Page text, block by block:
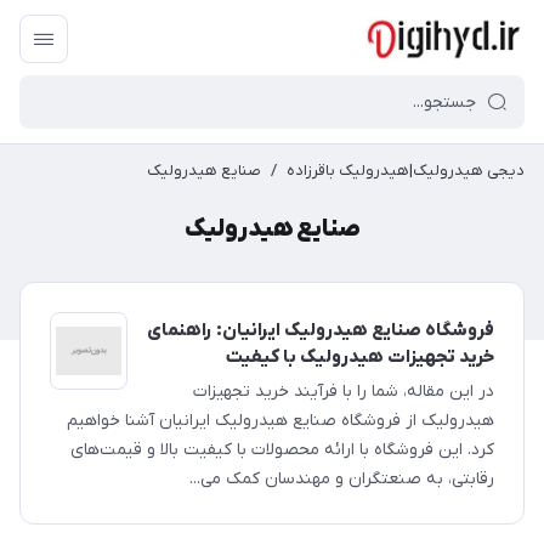
دیجی هیدرولیک|هیدرولیک باقرزاده / صنایع هیدرولیک
صنایع هیدرولیک
فروشگاه صنایع هیدرولیک ایرانیان: راهنمای
خرید تجهیزات هیدرولیک با کیفیت
در این مقاله، شما را با فرآیند خرید تجهیزات
هیدرولیک از فروشگاه صنایع هیدرولیک ایرانیان آشنا خواهیم
کرد. این فروشگاه با ارائه محصولات با کیفیت بالا و قیمت‌های
رقابتی، به صنعتگران و مهندسان کمک می...